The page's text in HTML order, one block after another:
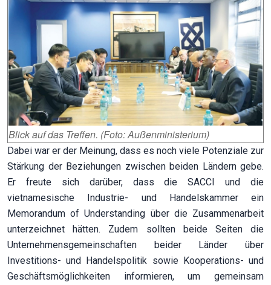
Blick auf das Treffen. (Foto:Außenministerium)
Dabei war er der Meinung, dass es noch viele Potenziale zur
Stärkung der Beziehungen zwischen beiden Ländern gebe.
Er freute sich darüber, dass die SACCI und die
vietnamesische Industrie- und Handelskammer ein
Memorandum of Understanding über die Zusammenarbeit
unterzeichnet hätten. Zudem sollten beide Seiten die
Unternehmensgemeinschaften beider Länder über
Investitions- und Handelspolitik sowie Kooperations- und
Geschäftsmöglichkeiten informieren, um gemeinsam